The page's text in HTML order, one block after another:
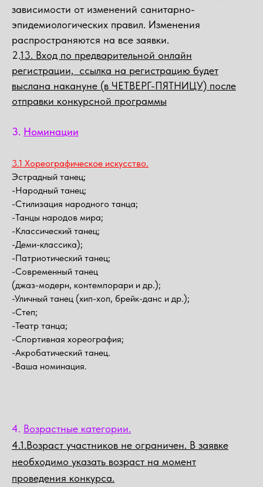
зависимости от изменений санитарно-
эпидемиологических правил. Изменения
распространяются на все заявки.
2.13. Вход по предварительной онлайн
регистрации, ссылка на регистрацию будет
выслана накануне (в ЧЕТВЕРГ-ПЯТНИЦУ) после
отправки конкурсной программы
3. Номинации
3.1 Хореографическое искусство.
Эстрадный танец;
-Народный танец;
-Стилизация народного танца;
-Танцы народов мира;
-Классический танец;
-Деми-классика);
-Патриотический танец;
-Современный танец
(джаз-модерн, контемпорари и др.);
-Уличный танец (хип-хоп, брейк-данс и др.);
-Степ;
-Театр танца;
-Спортивная хореография;
-Акробатический танец.
-Ваша номинация.
4. Возрастные категории.
4.1.Возраст участников не ограничен. В заявке
необходимо указать возраст на момент
проведения конкурса.